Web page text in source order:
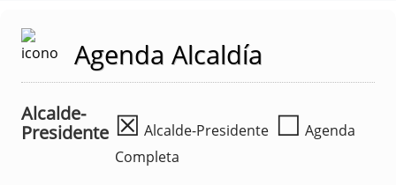
Agenda Alcaldía
Alcalde-
Presidente ☒ Alcalde-Presidente ☐ Agenda
Completa